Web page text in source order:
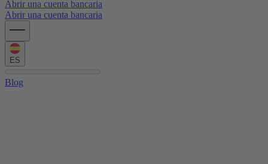
Abrir una cuenta bancaria
Abrir una cuenta bancaria
ES
Blog